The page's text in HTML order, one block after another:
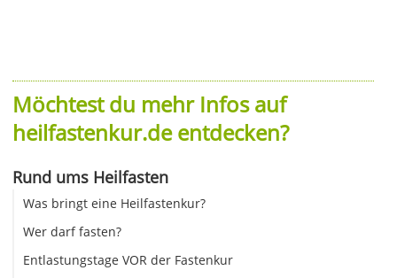
Möchtest du mehr Infos auf
heilfastenkur.de entdecken?
Rund ums Heilfasten
Was bringt eine Heilfastenkur?
Wer darf fasten?
Entlastungstage VOR der Fastenkur